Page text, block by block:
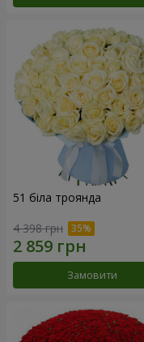
51 біла троянда
4 398 грн
Замовити